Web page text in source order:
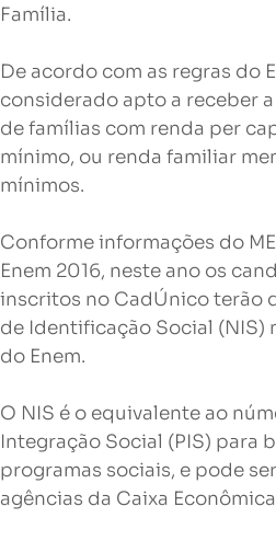
Família.
De acordo com as regras do
considerado apto a receber
de famílias com renda per
mínimo, ou renda familiar
mínimos.
Conforme informações do
Enem 2016, neste ano os
inscritos no CadÚnico terão
de Identificação Social (NIS)
do Enem.
O NIS é o equivalente ao
Integração Social (PIS) para
programas sociais, e pode
agências da Caixa